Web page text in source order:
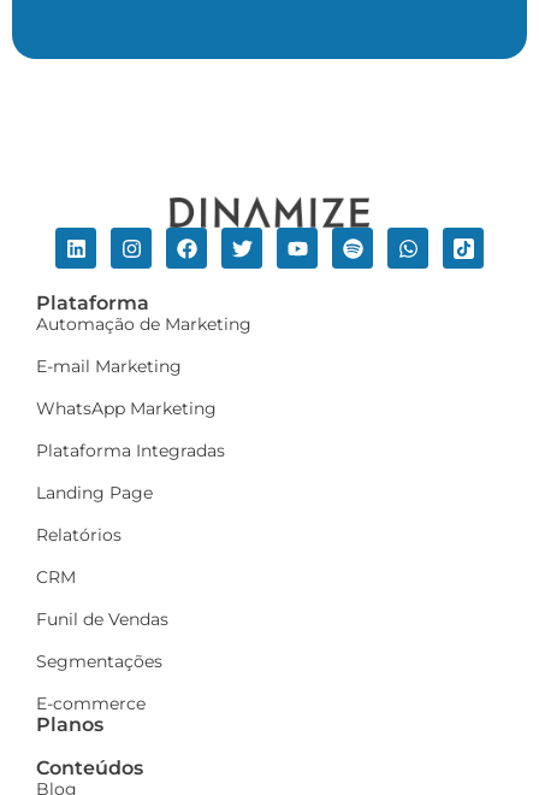
Plataforma
Automação de Marketing
E-mail Marketing
WhatsApp Marketing
Plataforma Integradas
Landing Page
Relatórios
CRM
Funil de Vendas
Segmentações
E-commerce
Planos
Conteúdos
Blog